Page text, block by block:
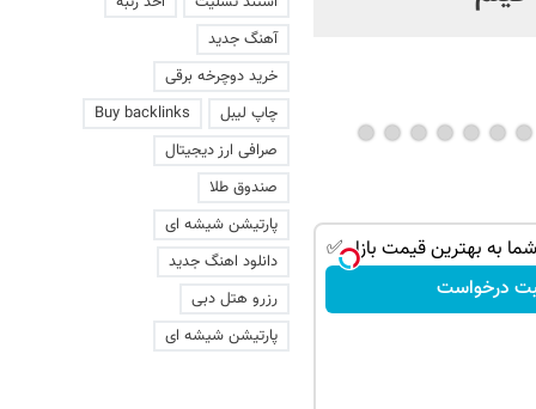
به بهترین قیمت بازار ✅
درخواست
آهنگ جدید
خرید دوچرخه برقی
چاپ لیبل
Buy backlinks
صرافی ارز دیجیتال
صندوق طلا
پارتیشن شیشه ای
دانلود اهنگ جدید
رزرو هتل دبی
پارتیشن شیشه ای